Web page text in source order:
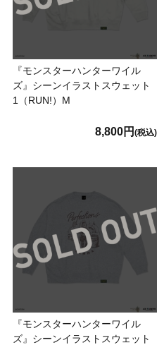
『モンスターハンターワイル
ズ』シーンイラストスウェット
1（RUN!）M
8,800円 (税込)
『モンスターハンターワイル
ズ』シーンイラストスウェット